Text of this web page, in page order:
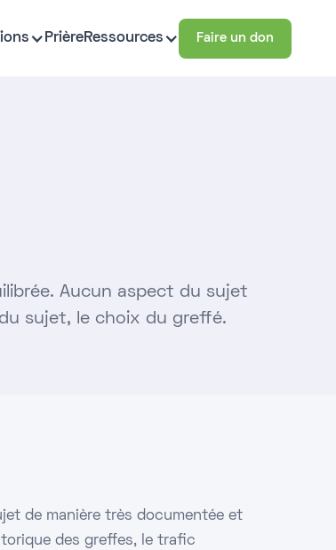
PrièreRessources Faire un don
Aucun aspect du sujet
sujet, le choix du greffé.
de manière très documentée et
des greffes, le trafic